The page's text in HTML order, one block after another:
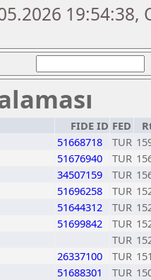
FIDE ID FED
51668718 TUR
51676940 TUR
34507159 TUR
51696258 TUR
51644312 TUR
51699842 TUR
TUR
26337100 TUR
51688301 TUR